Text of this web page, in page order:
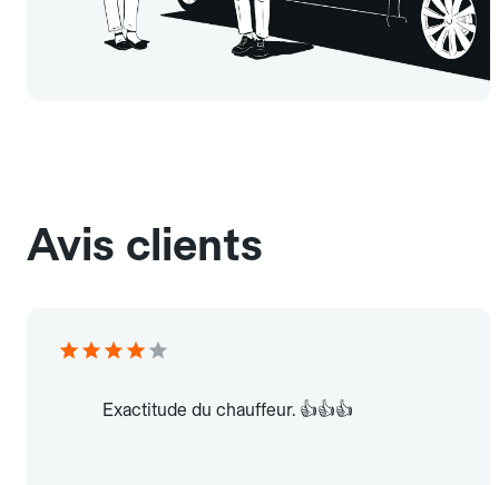
Avis clients
Exactitude du chauffeur. 👍👍👍